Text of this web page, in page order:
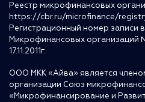
Реестр микрофинансовых
https://cbr.ru/microfinance/
Регистрационный номер записи
Микрофинансовых организаций
17.11.2011г.
ООО МКК «Айва» является
организации Союз
«Микрофинансирование и